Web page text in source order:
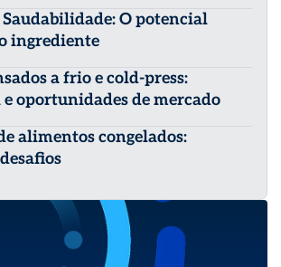
O potencial
ingrediente
a frio e cold-press:
oportunidades de mercado
alimentos congelados: